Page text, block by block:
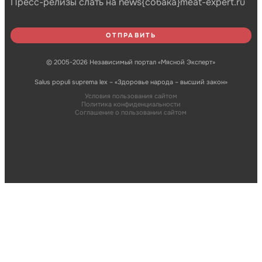
© 2005-2026 Независимый портал «Мясной Эксперт»
Salus populi suprema lex – «Здоровье народа – высший закон»
Условия пользования сайтом
Политика конфиденциальности
Соглашение о пользовании сайтом